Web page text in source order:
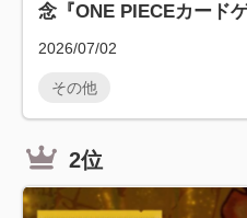
念『ONE PIECEカード
2026/07/02
その他
2位